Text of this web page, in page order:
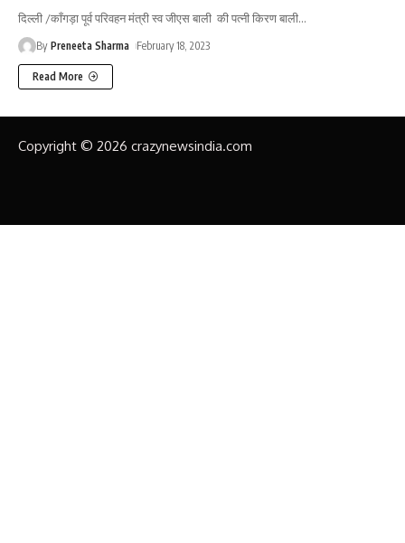
दिल्ली /काँगड़ा पूर्व परिवहन मंत्री स्व जीएस बाली की पत्नी किरण बाली…
By Preneeta Sharma February 18, 2023
Read More
Copyright © 2026 crazynewsindia.com